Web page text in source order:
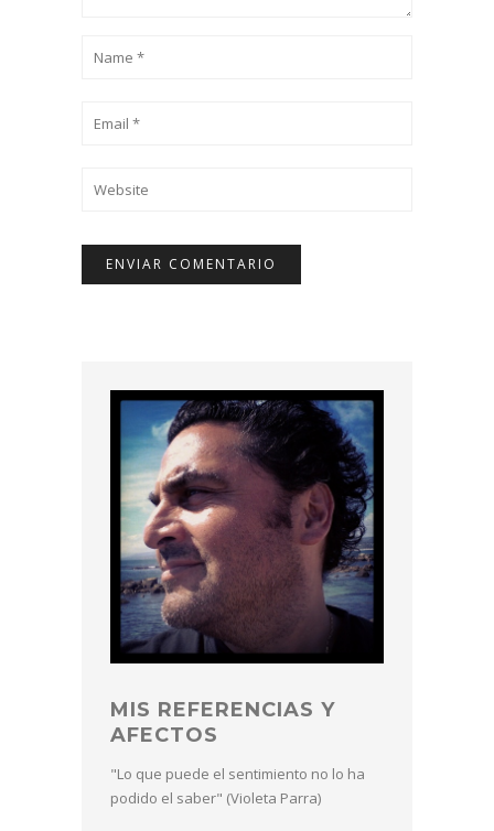
MIS REFERENCIAS Y
AFECTOS
"Lo que puede el sentimiento no lo ha
podido el saber" (Violeta Parra)